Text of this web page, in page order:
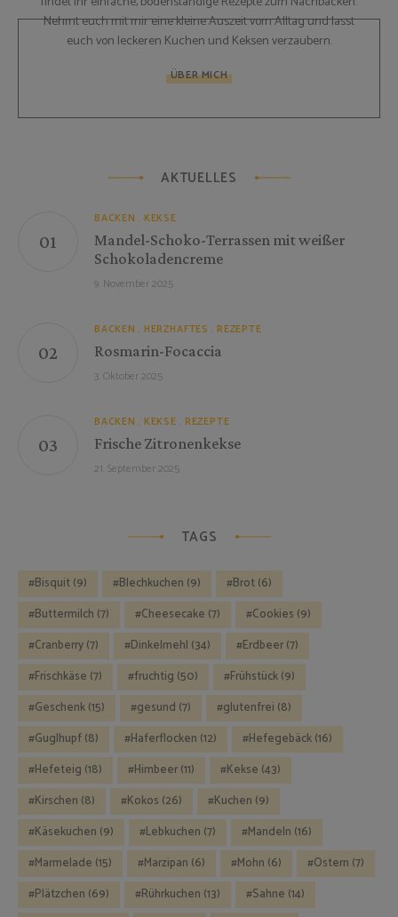
Nehmt euch mit mir eine kleine Auszeit vom Alltag und lasst
euch von leckeren Kuchen und Keksen verzaubern.
ÜBER MICH
AKTUELLES
BACKEN KEKSE
Mandel-Schoko-Terrassen mit weißer
Schokoladencreme
9. November 2025
BACKEN HERZHAFTES REZEPTE
Rosmarin-Focaccia
3. Oktober 2025
BACKEN KEKSE REZEPTE
Frische Zitronenkekse
21. September 2025
TAGS
Bisquit(9) Blechkuchen (9) Brot(6)
Buttermilch (7) Cheesecake (7) Cookies (9)
Cranberry(7) Dinkelmehl (34) Erdbeer(7)
Frischkäse (7) fruchtig (50) Frühstück(9)
Geschenk(15) gesund (7) glutenfrei (8)
Guglhupf(8) Haferflocken (12) Hefegebäck(16)
Hefeteig (18) Himbeer(11) Kekse (43)
Kirschen (8) Kokos (26) Kuchen (9)
Käsekuchen (9) Lebkuchen (7) Mandeln (16)
Marmelade (15) Marzipan (6) Mohn (6) Ostern (7)
Plätzchen (69) Rührkuchen (13) Sahne (14)